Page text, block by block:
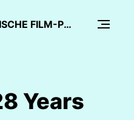
CUTS - DER KRITISCHE FILM-PODCAST
Years